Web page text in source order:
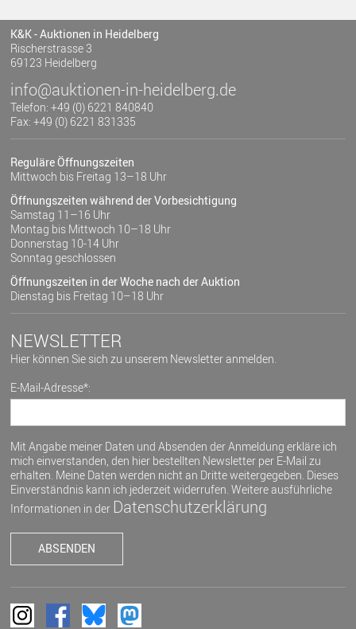
K&K - Auktionen in Heidelberg
Rischerstrasse 3
69123 Heidelberg
info@auktionen-in-heidelberg.de
Telefon: +49 (0) 6221 840840
Fax: +49 (0) 6221 831335
Reguläre Öffnungszeiten
Mittwoch bis Freitag 13–18 Uhr
Öffnungszeiten während der Vorbesichtigung
Samstag 11–16 Uhr
Montag bis Mittwoch 10–18 Uhr
Donnerstag 10-14 Uhr
Sonntag geschlossen
Öffnungszeiten in der Woche nach der Auktion
Dienstag bis Freitag 10–18 Uhr
NEWSLETTER
Hier können Sie sich zu unserem Newsletter anmelden.
E-Mail-Adresse*:
Mit Angabe meiner Daten und Absenden der Anmeldung erkläre ich
mich einverstanden, den hier bestellten Newsletter per E-Mail zu
erhalten. Meine Daten werden nicht an Dritte weitergegeben. Dieses
Einverständnis kann ich jederzeit widerrufen. Weitere ausführliche
Informationen in der Datenschutzerklärung